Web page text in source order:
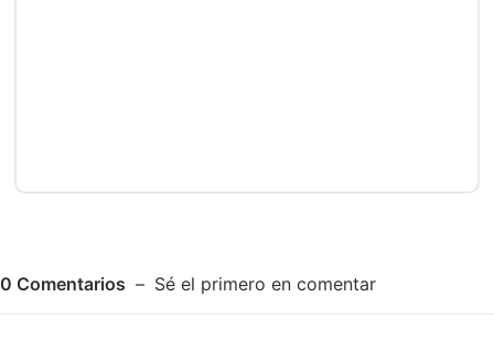
0 Comentarios Sé el primero en comentar